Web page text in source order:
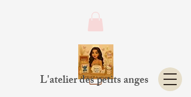
L'atelier des petits anges